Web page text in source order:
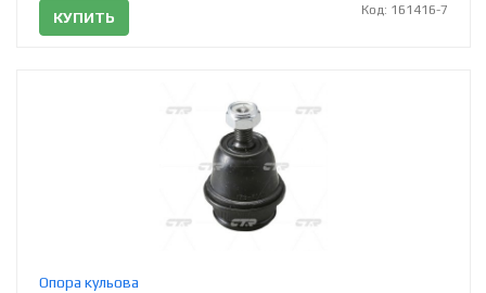
КУПИТЬ Код: 161416-7
Опора кульова